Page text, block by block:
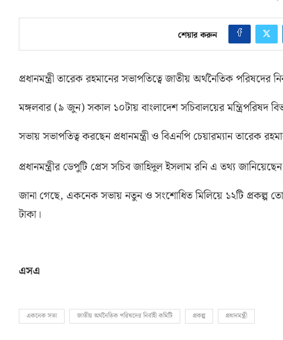
শেয়ার করুন
প্রধানমন্ত্রী তারেক রহমানের সভাপতিত্বে জাতীয় অর্থনৈতিক পরিষদের
মঙ্গলবার(৯ জুন)সকাল ১০টায় বাংলাদেশ সচিবালয়ের
সভায় সভাপতিত্ব করছেন প্রধানমন্ত্রী ও বিএনপি চেয়ারম্যান তারেক
প্রধানমন্ত্রীর ডেপুটি প্রেস সচিব জাহিদুল ইসলাম রনি এ তথ্য
জানা গেছে, একনেক সভায় নতুন ও সংশোধিত মিলিয়ে ১২টি প্রকল্প
টাকা।
এসএ
একনেক সভা জাতীয় অর্থনৈতিক পরিষদের নির্বাহী কমিটি প্রকল্প প্রধানমন্ত্রী